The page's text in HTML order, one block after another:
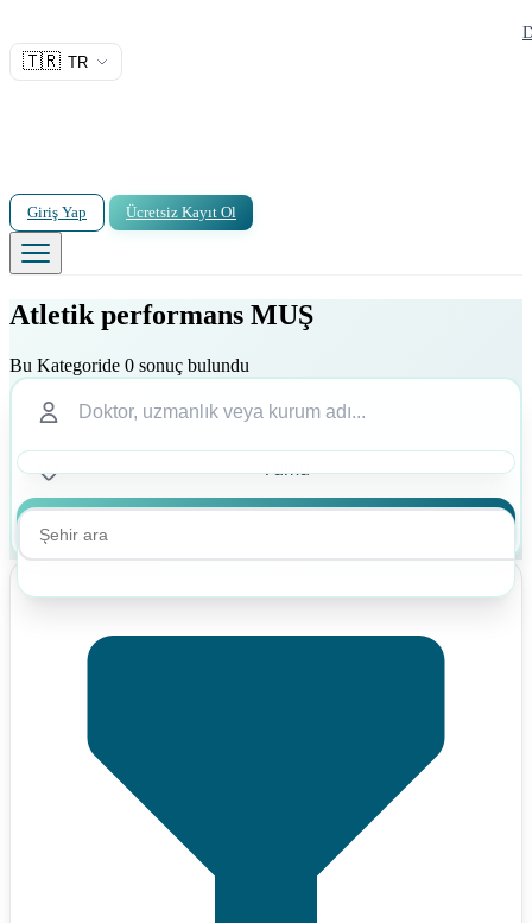
🇹🇷 TR
Giriş Yap Ücretsiz Kayıt Ol
Atletik performans MUŞ
Bu Kategoride 0 sonuç bulundu